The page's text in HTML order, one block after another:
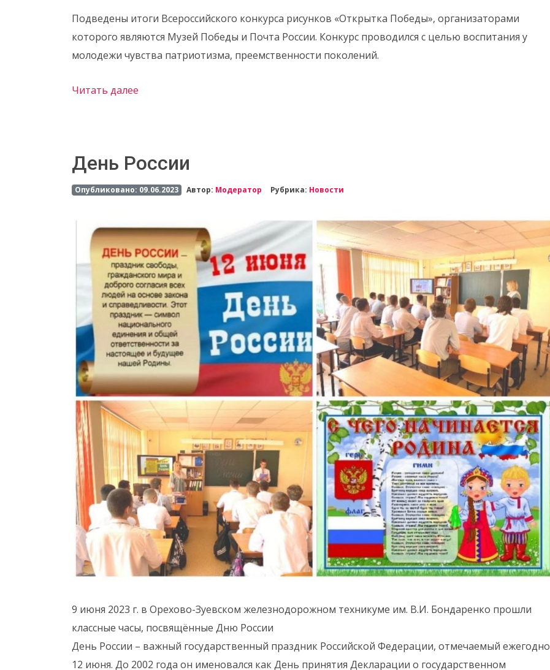
Подведены итоги Всероссийского конкурса рисунков «Открытка Победы», организаторами
которого являются Музей Победы и Почта России. Конкурс проводился с целью воспитания у
молодежи чувства патриотизма, преемственности поколений.
Читать далее
День России
Опубликовано: 09.06.2023 Автор: Модератор Рубрика: Новости
9 июня 2023 г. в Орехово-Зуевском железнодорожном техникуме им. В.И. Бондаренко прошли
классные часы, посвящённые Дню России
День России – важный государственный праздник Российской Федерации, отмечаемый ежегодно
12 июня. До 2002 года он именовался как День принятия Декларации о государственном